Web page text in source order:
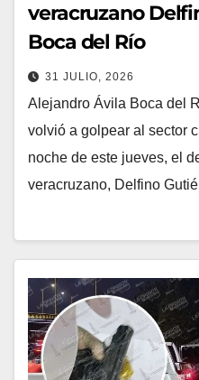
veracruzano
Boca del Río
31 JULIO, 2026
Alejandro Ávila Boca del
volvió a golpear al sector
noche de este jueves, el
veracruzano, Delfino